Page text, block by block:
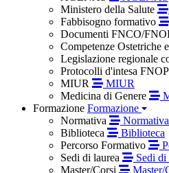
Ministero della Salute
Fabbisogno formativo
Documenti FNCO/
Competenze Ostetriche
Legislazione regionale
Protocolli d'intesa
MIUR
MIUR
Medicina di Genere
Formazione Formazione
Normativa
Normativa
Biblioteca
Biblioteca
Percorso Formativo
Sedi di laurea
Sedi di
Master/Corsi
Master/